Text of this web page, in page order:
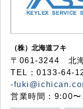
（株）北海道フキ
〒061-3244 北
TEL：0133-64-
-
営業時間：9:00